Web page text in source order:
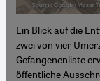
Ein Blick auf die
zwei von vier
Gefangenenliste
öffentliche